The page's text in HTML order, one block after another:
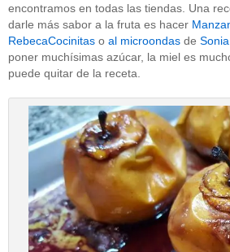
encontramos en todas las tiendas. Una
darle más sabor a la fruta es hacer
RebecaCocinitas o al microondas de Sonia
poner muchísimas azúcar, la miel es
puede quitar de la receta.